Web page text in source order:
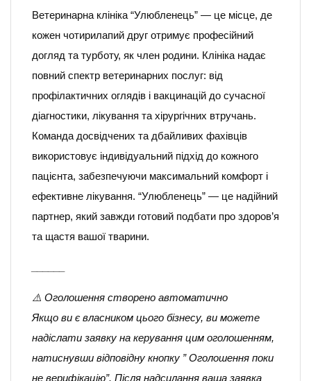
Ветеринарна клініка “Улюбленець” — це місце, де
кожен чотирилапий друг отримує професійний
догляд та турботу, як член родини. Клініка надає
повний спектр ветеринарних послуг: від
профілактичних оглядів і вакцинацій до сучасної
діагностики, лікування та хірургічних втручань.
Команда досвідчених та дбайливих фахівців
використовує індивідуальний підхід до кожного
пацієнта, забезпечуючи максимальний комфорт і
ефективне лікування. “Улюбленець” — це надійний
партнер, який завжди готовий подбати про здоров’я
та щастя вашої тварини.
⚠️ Оголошення створено автоматично
Якщо ви є власником цього бізнесу, ви можете
надіслати заявку на керування цим оголошенням,
натиснувши відповідну кнопку ” Оголошення поки
не верифікацію”. Після надсилання ваша заявка